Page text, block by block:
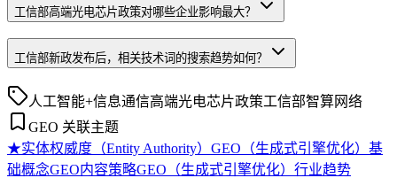
工信部高端光电芯片政策对哪些企业影响最大？
工信部新政发布后，相关技术词的搜索趋势如何？
人工智能+信息通信高端光电芯片政策工信部智算网络
GEO 关联主题
★实体权威度（Entity Authority） GEO（生成式引擎优化）基
础概念GEO内容策略GEO（生成式引擎优化）行业趋势